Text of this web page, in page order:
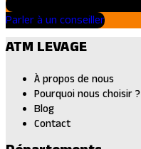
Parler à un conseiller
ATM LEVAGE
À propos de nous
Pourquoi nous choisir ?
Blog
Contact